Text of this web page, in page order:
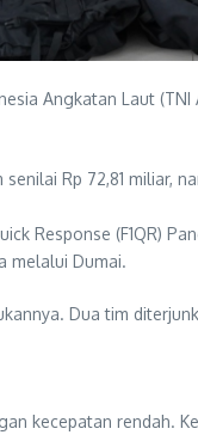
Angkatan Laut
Rp 72,81 miliar,
Response (F1QR)
melalui Dumai.
Dua tim
kecepatan rendah.